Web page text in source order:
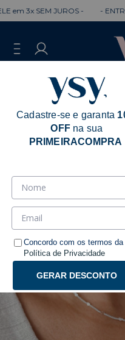
3x SEM JUROS - - ENTREGA
Cadastre-se e garanta
OFF na sua
PRIMEIRACOMPRA
Concordo com os termos da
Política de Privacidade
GERAR DESCONTO